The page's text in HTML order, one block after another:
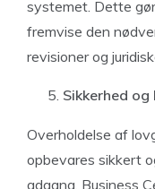
systemet. Dette
fremvise den
revisioner og
Sikkerhed
Overholdelse af
opbevares sikkert
adgang. Business